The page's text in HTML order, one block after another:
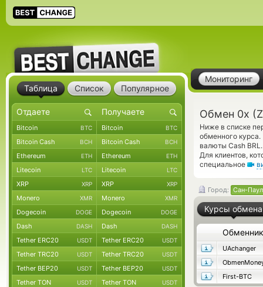
Мониторинг
Обмен 0x
Ниже в списке
обменного
валюты Cash
Для клиентов,
специальное
Город: Сан-
Курсы обмена
Обменник
UAchanger
First-BTC
Таблица Список Популярное
Bitcoin BTC Bitcoin BTC
Bitcoin Cash BCH Bitcoin Cash BCH
Ethereum ETH Ethereum ETH
Litecoin LTC Litecoin LTC
XRP XRP XRP XRP
Monero XMR Monero XMR
Dogecoin DOGE Dogecoin DOGE
Dash DASH Dash DASH
Tether ERC20 USDT Tether ERC20 USDT
Tether TRC20 USDT Tether TRC20 USDT
Tether BEP20 USDT Tether BEP20 USDT
Tether TON USDT Tether TON USDT